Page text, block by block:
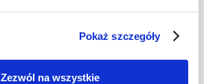
Pokaż szczegóły
Zezwól na wszystkie